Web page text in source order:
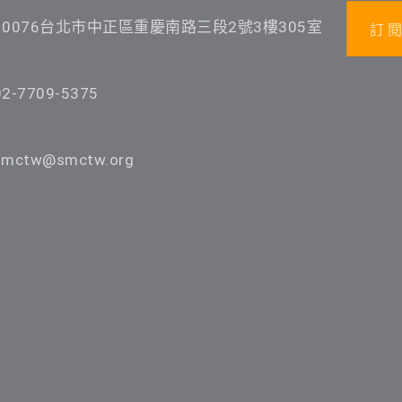
台北市中正區重慶南路三段2號3樓305室
7709-5375
訂